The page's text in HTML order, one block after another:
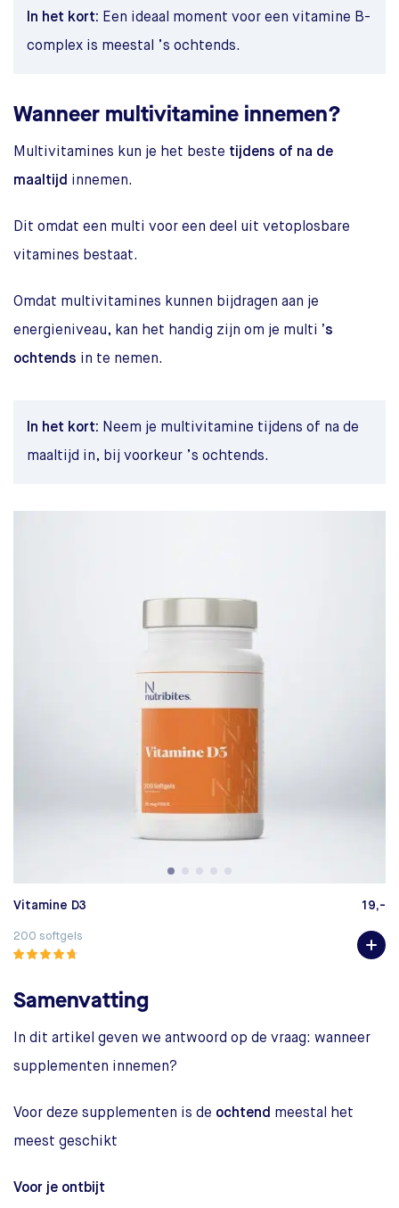
In het kort: Een ideaal moment voor een vitamine B-
complex is meestal ’s ochtends.
Wanneer multivitamine innemen?
Multivitamines kun je het beste tijdens of na de
maaltijd innemen.
Dit omdat een multi voor een deel uit vetoplosbare
vitamines bestaat.
Omdat multivitamines kunnen bijdragen aan je
energieniveau, kan het handig zijn om je multi ’s
ochtends in te nemen.
In het kort: Neem je multivitamine tijdens of na de
maaltijd in, bij voorkeur ’s ochtends.
Vitamine D3 19,-
200 softgels
Samenvatting
In dit artikel geven we antwoord op de vraag: wanneer
supplementen innemen?
Voor deze supplementen is de ochtend meestal het
meest geschikt
Voor je ontbijt